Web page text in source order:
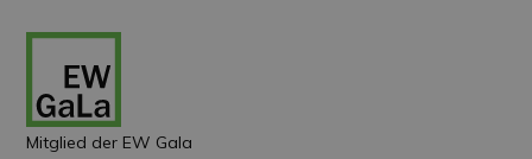
Mitglied der EW Gala